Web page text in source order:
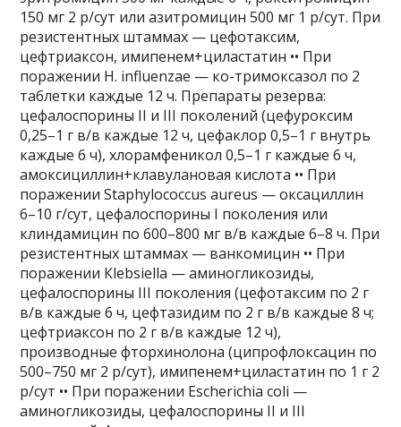
150 мг 2 р/сут или азитромицин 500 мг 1 р/сут. При
резистентных штаммах — цефотаксим,
цефтриаксон, имипенем+циластатин •• При
поражении H. influenzae — ко-тримоксазол по 2
таблетки каждые 12 ч. Препараты резерва:
цефалоспорины II и III поколений (цефуроксим
0,25–1 г в/в каждые 12 ч, цефаклор 0,5–1 г внутрь
каждые 6 ч), хлорамфеникол 0,5–1 г каждые 6 ч,
амоксициллин+клавулановая кислота •• При
поражении Staphylococcus aureus — оксациллин
6–10 г/сут, цефалоспорины I поколения или
клиндамицин по 600–800 мг в/в каждые 6–8 ч. При
резистентных штаммах — ванкомицин •• При
поражении Кlebsiella — аминогликозиды,
цефалоспорины III поколения (цефотаксим по 2 г
в/в каждые 6 ч, цефтазидим по 2 г в/в каждые 8 ч;
цефтриаксон по 2 г в/в каждые 12 ч),
производные фторхинолона (ципрофлоксацин по
500–750 мг 2 р/сут), имипенем+циластатин по 1 г 2
р/сут •• При поражении Escherichia coli —
аминогликозиды, цефалоспорины II и III